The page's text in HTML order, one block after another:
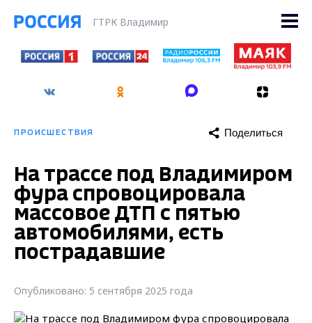
ГТРК Владимир
ПРОИСШЕСТВИЯ Поделиться
На трассе под Владимиром
фура спровоцировала
массовое ДТП с пятью
автомобилями, есть
пострадавшие
Опубликовано: 5 сентября 2025 года